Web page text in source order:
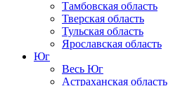
Тамбовская область
Тверская область
Тульская область
Ярославская область
Юг
Весь Юг
Астраханская область